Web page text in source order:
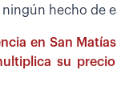
hecho de
en San
su